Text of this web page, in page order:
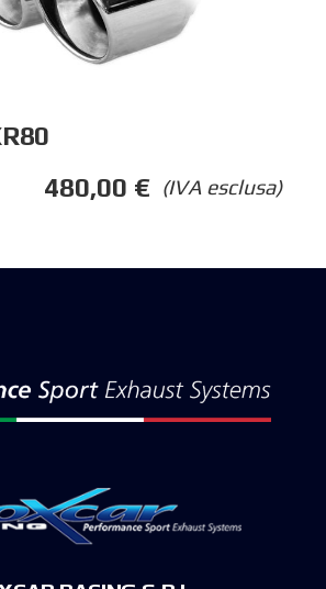
(IVA esclusa)
480,00 €